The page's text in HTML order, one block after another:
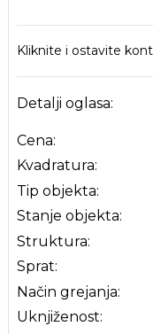
Kliknite i ostavite
Detalji oglasa:
Cena:
Kvadratura:
Tip objekta:
Stanje objekta:
Struktura:
Sprat:
Način grejanja:
Uknjiženost: